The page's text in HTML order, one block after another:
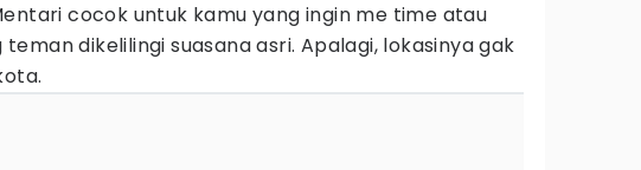
cocok untuk kamu yang ingin me time atau
dikelilingi suasana asri. Apalagi, lokasinya gak